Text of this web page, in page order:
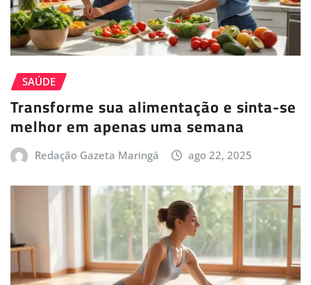
SAÚDE
Transforme sua alimentação e sinta-se
melhor em apenas uma semana
Redação Gazeta Maringá ago 22, 2025